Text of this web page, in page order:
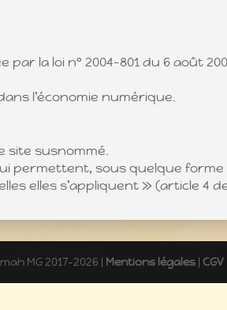
par la loi n° 2004-801 du 6 août
l’économie numérique.
site susnommé.
permettent, sous quelque
elles s’appliquent » (article 4 de
MG 2017-2026 | Mentions légales |CGV